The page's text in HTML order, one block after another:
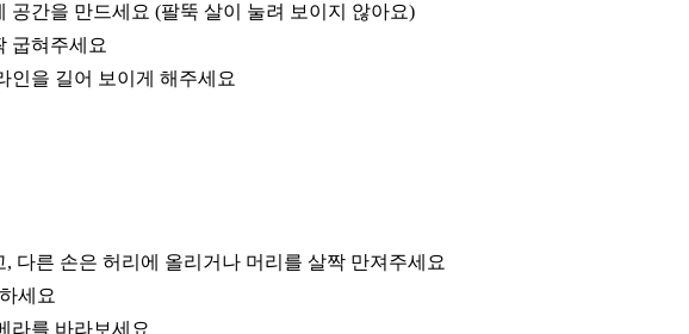
공간을 만드세요 (팔뚝 살이 눌려 보이지 않아요)
굽혀주세요
인을 길어 보이게 해주세요
다른 손은 허리에 올리거나 머리를 살짝 만져주세요
세요
라를 바라보세요